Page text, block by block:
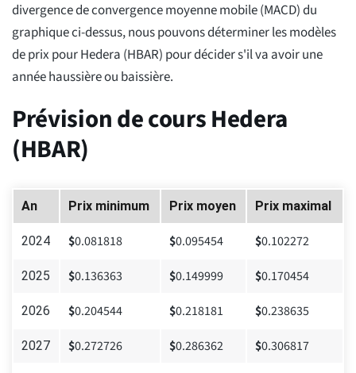
divergence de convergence moyenne mobile (MACD) du
graphique ci-dessus, nous pouvons déterminer les modèles
de prix pour Hedera (HBAR) pour décider s'il va avoir une
année haussière ou baissière.
Prévision de cours Hedera
(HBAR)
An Prix minimum Prix moyen Prix maximal
2024 $0.081818 $0.095454 $0.102272
2025 $0.136363 $0.149999 $0.170454
2026 $0.204544 $0.218181 $0.238635
2027 $0.272726 $0.286362 $0.306817